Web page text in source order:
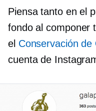
Piensa tanto en el
fondo al componer
el Conservación de
cuenta de